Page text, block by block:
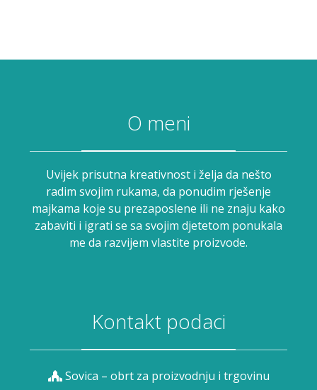
O meni
Uvijek prisutna kreativnost i želja da nešto
radim svojim rukama, da ponudim rješenje
majkama koje su prezaposlene ili ne znaju kako
zabaviti i igrati se sa svojim djetetom ponukala
me da razvijem vlastite proizvode.
Kontakt podaci
Sovica – obrt za proizvodnju i trgovinu